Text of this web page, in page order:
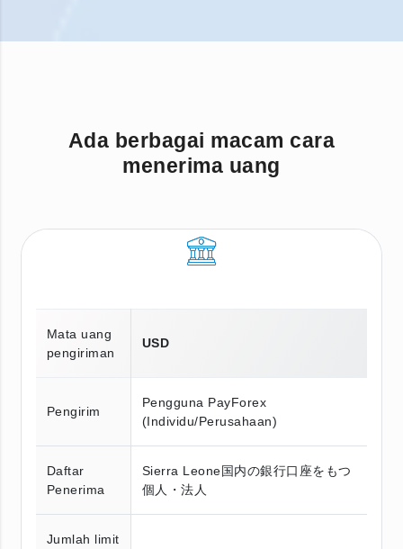
Ada berbagai macam cara
menerima uang
Mata uang
pengiriman
USD
Pengirim
Pengguna PayForex
(Individu/Perusahaan)
Daftar
Penerima
Sierra Leone国内の銀行口座をもつ
個人・法人
Jumlah limit